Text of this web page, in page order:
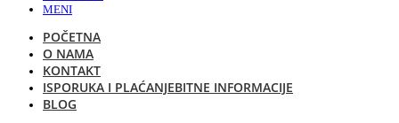
MENI
POČETNA
O NAMA
KONTAKT
ISPORUKA I PLAĆANJEBITNE INFORMACIJE
BLOG